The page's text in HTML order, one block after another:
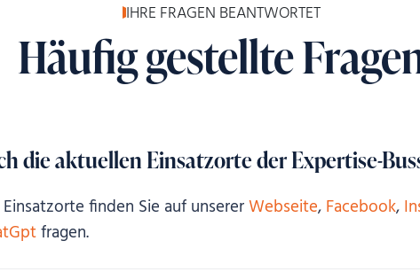
IHRE FRAGEN BEANTWORTET
Häufig gestellte
die aktuellen Einsatzorte der Expertise-
finden Sie auf unsererWebseite, Facebook,
fragen.